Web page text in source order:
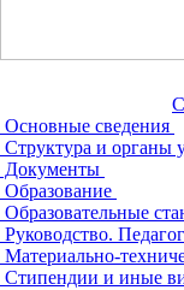
Основные сведения
Структура и органы
Документы
Образование
Образовательные
Руководство.
Материально-
Стипендии и иные